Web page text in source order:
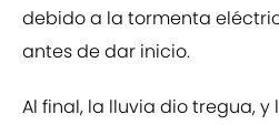
debido a la tormenta
antes de dar inicio.
Al final, la lluvia dio tregua,